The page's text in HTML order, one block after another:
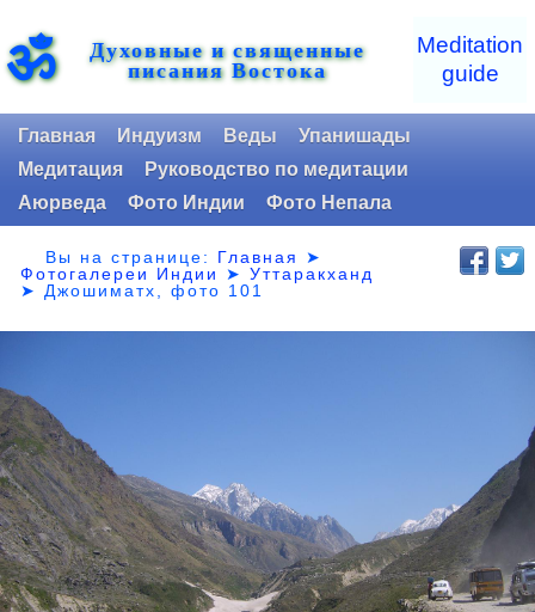
ॐ Духовные и священные
писания Востока
Meditation
guide
Главная Индуизм Веды
Упанишады
Медитация
Руководство по медитации
Аюрведа
Фото Индии Фото Непала
Вы на странице: Главная
➤
Фотогалереи Индии
➤Уттаракханд
➤ Джошиматх, фото 101